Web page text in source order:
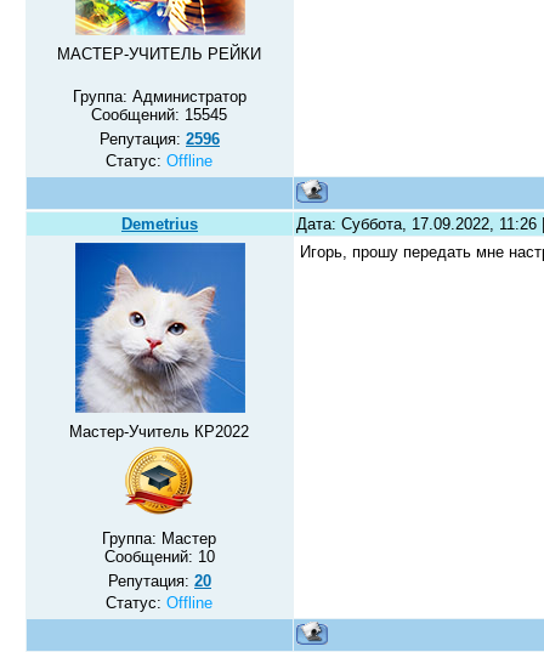
МАСТЕР-УЧИТЕЛЬ РЕЙКИ
Группа: Администратор
Сообщений: 15545
Репутация: 2596
Статус:Offline
Demetrius Дата: Суббота, 17.09.2022,
Мастер-Учитель КР2022
Группа: Мастер
Сообщений: 10
Репутация: 20
Статус:Offline
Игорь, прошу передать мне